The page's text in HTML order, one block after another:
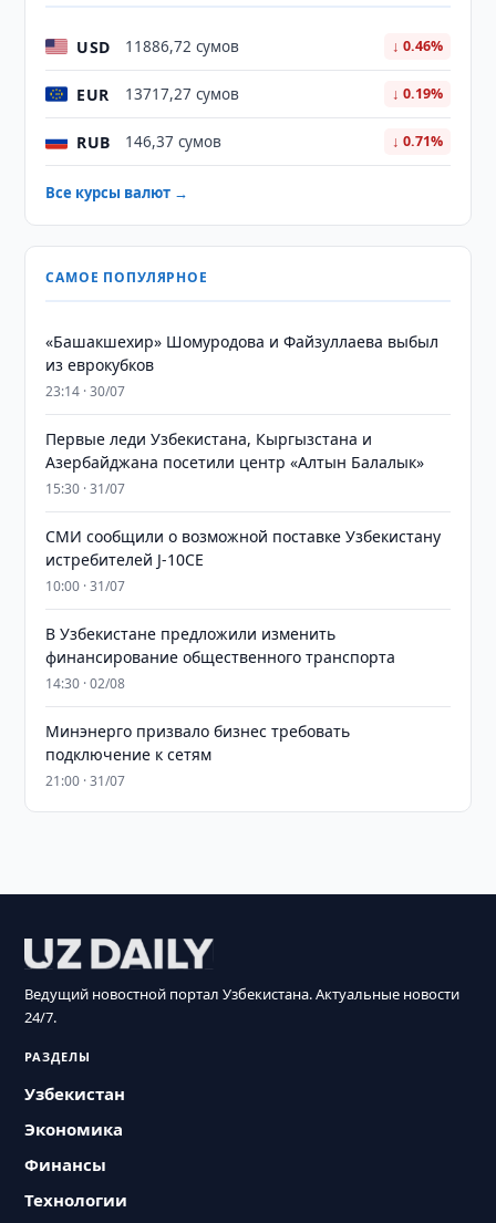
USD 11886,72 сумов ↓ 0.46%
EUR 13717,27 сумов ↓ 0.19%
RUB 146,37 сумов ↓ 0.71%
Все курсы валют →
САМОЕ ПОПУЛЯРНОЕ
«Башакшехир» Шомуродова и Файзуллаева выбыл
из еврокубков
23:14 · 30/07
Первые леди Узбекистана, Кыргызстана и
Азербайджана посетили центр «Алтын Балалык»
15:30 · 31/07
СМИ сообщили о возможной поставке Узбекистану
истребителей J-10CE
10:00 · 31/07
В Узбекистане предложили изменить
финансирование общественного транспорта
14:30 · 02/08
Минэнерго призвало бизнес требовать
подключение к сетям
21:00 · 31/07
Ведущий новостной портал Узбекистана. Актуальные новости
24/7.
РАЗДЕЛЫ
Узбекистан
Экономика
Финансы
Технологии